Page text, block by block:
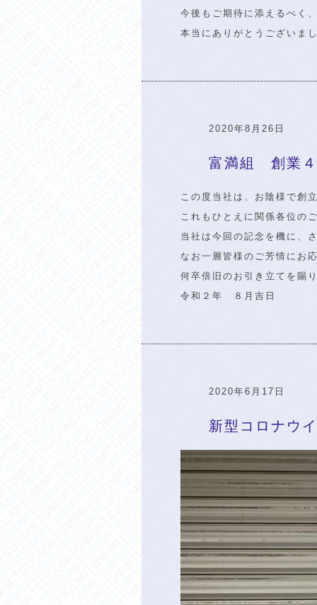
今後もご期待に添えるべく
本当にありがとうございま
2020年8月26日
富満組 創業
この度当社は、お陰様で創
これもひとえに関係各位の
当社は今回の記念を機に、
なお一層皆様のご芳情にお
何卒倍旧のお引き立てを賜
令和２年 ８月吉日
2020年6月17日
新型コロナウ